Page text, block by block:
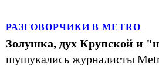
РАЗГОВОРЧИКИ В METRO
Золушка, дух Крупской и
шушукались журналисты